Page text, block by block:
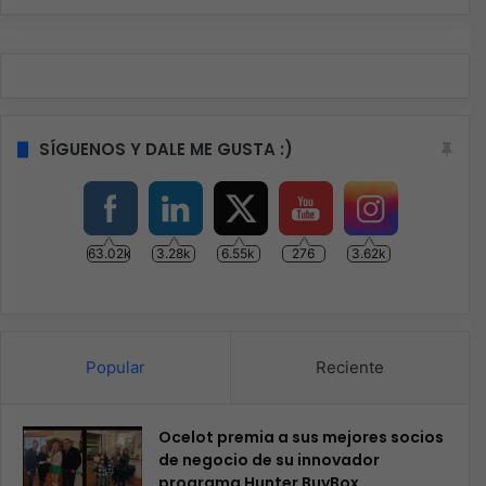
SÍGUENOS Y DALE ME GUSTA :)
63.02k 3.28k 6.55k 276 3.62k
Popular Reciente
Ocelot premia a sus mejores socios
de negocio de su innovador